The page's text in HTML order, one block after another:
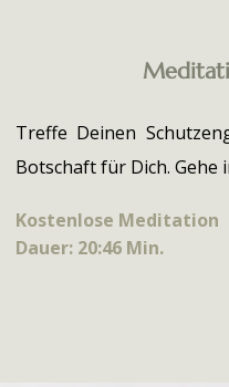
Treffe Deinen
Botschaft für Dich. Gehe
Kostenlose Meditation
Dauer: 20:46 Min.